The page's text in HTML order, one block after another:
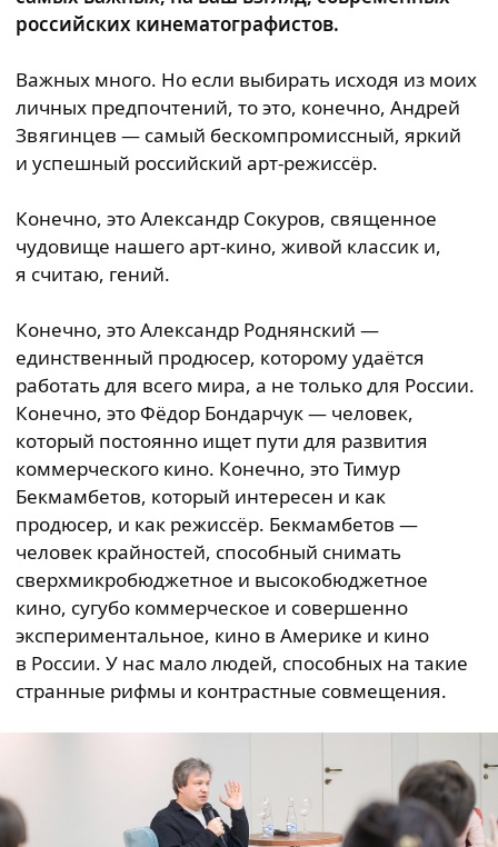
российских кинематографистов.
Важных много. Но если выбирать исходя из моих
личных предпочтений, то это, конечно, Андрей
Звягинцев — самый бескомпромиссный, яркий
и успешный российский арт-режиссёр.
Конечно, это Александр Сокуров, священное
чудовище нашего арт-кино, живой классик и,
я считаю, гений.
Конечно, это Александр Роднянский —
единственный продюсер, которому удаётся
работать для всего мира, а не только для России.
Конечно, это Фёдор Бондарчук — человек,
который постоянно ищет пути для развития
коммерческого кино. Конечно, это Тимур
Бекмамбетов, который интересен и как
продюсер, и как режиссёр. Бекмамбетов —
человек крайностей, способный снимать
сверхмикробюджетное и высокобюджетное
кино, сугубо коммерческое и совершенно
экспериментальное, кино в Америке и кино
в России. У нас мало людей, способных на такие
странные рифмы и контрастные совмещения.